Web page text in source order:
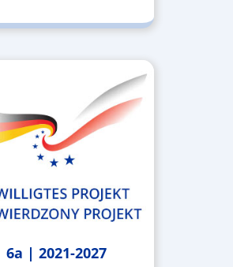
6a | 2021-2027